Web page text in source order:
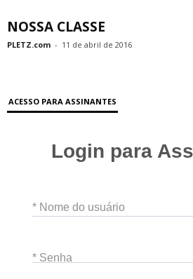
NOSSA CLASSE
PLETZ.com - 11 de abril de 2016
ACESSO PARA ASSINANTES
Login para
* Nome do usuário
* Senha